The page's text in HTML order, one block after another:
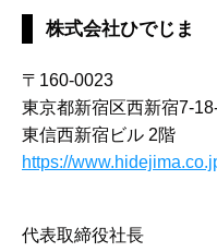
株式会社ひでじま
〒160-0023
東京都新宿区西新宿7-
東信西新宿ビル 2階
https://
代表取締役社長